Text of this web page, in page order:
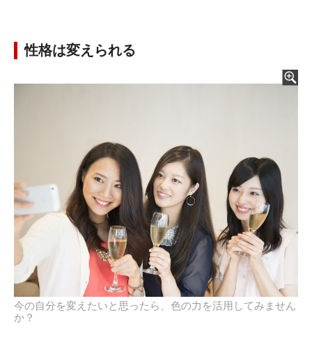
性格は変えられる
今の自分を変えたいと思ったら、色の力を活用してみません
か？